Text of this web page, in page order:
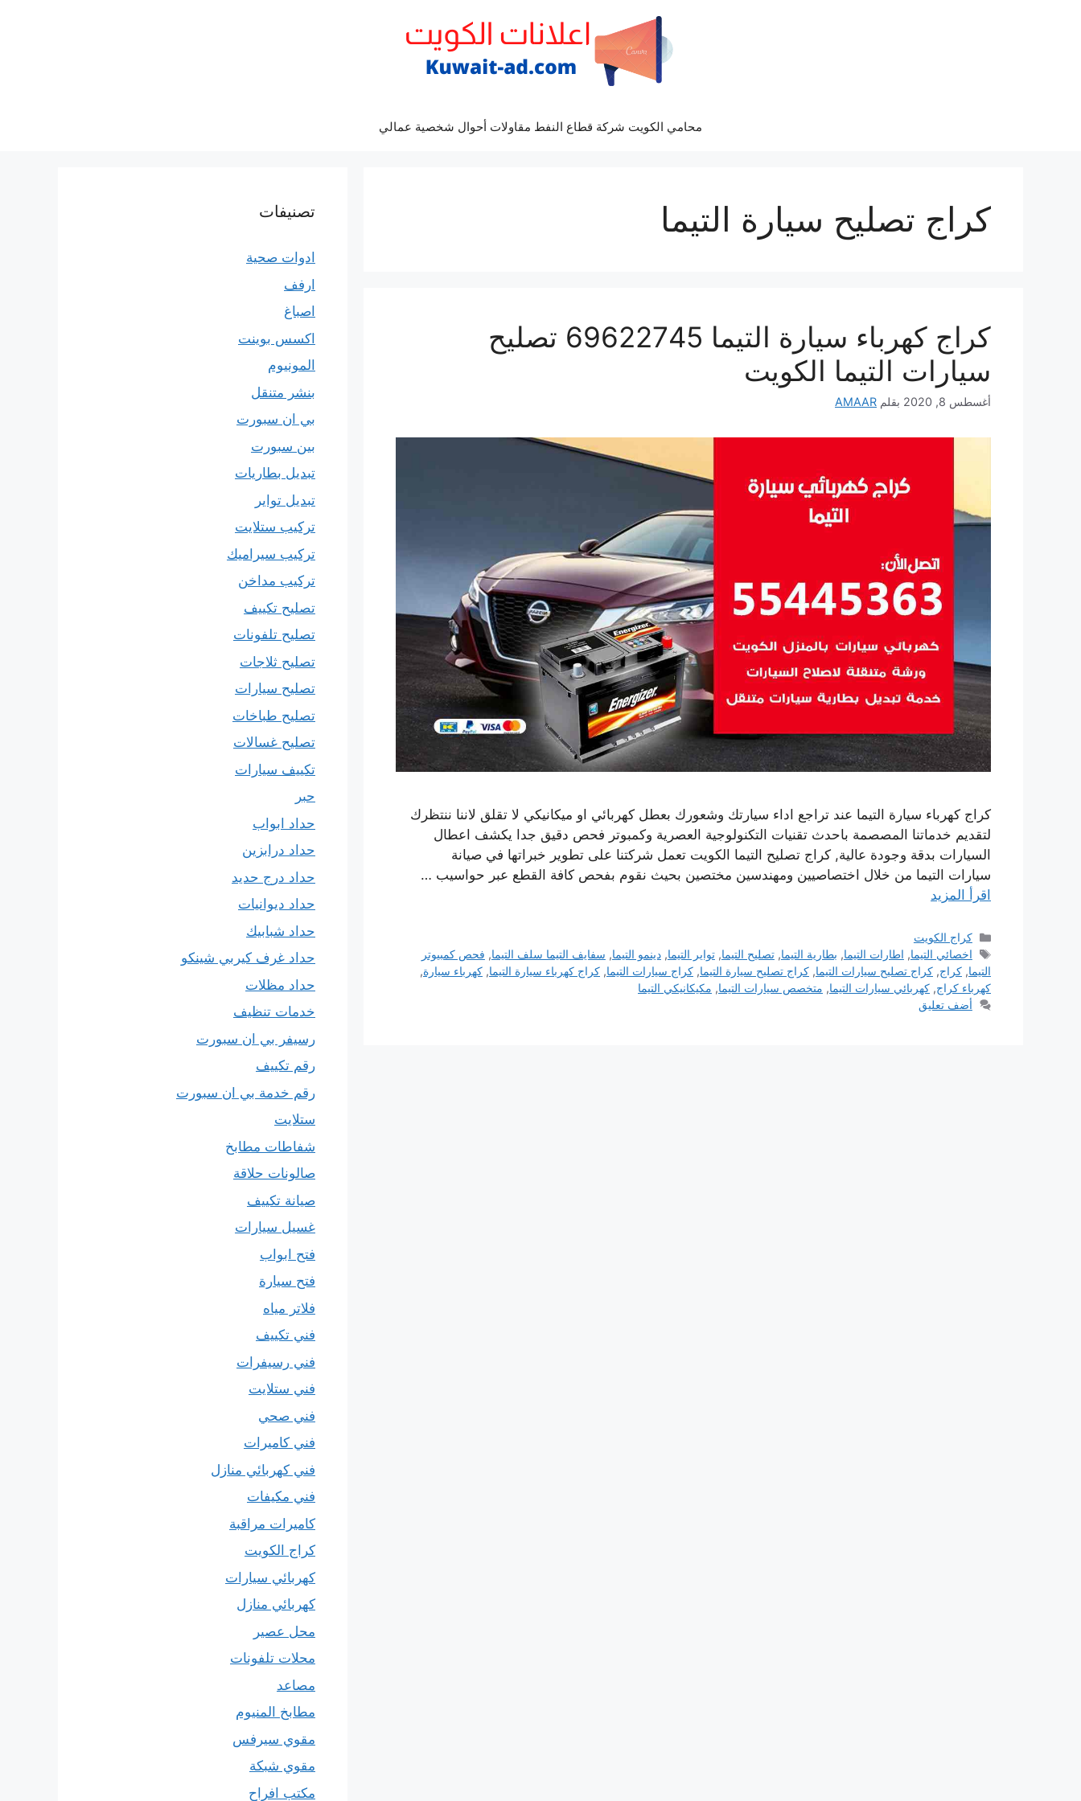
محامي الكويت شركة قطاع النفط مقاولات أحوال شخصية عمالي
كراج تصليح سيارة التيما
كراج كهرباء سيارة التيما 69622745 تصليح
سيارات التيما الكويت
أغسطس 8, 2020 بقلم AMAAR
كراج كهرباء سيارة التيما عند تراجع اداء سيارتك وشعورك بعطل كهربائي او ميكانيكي لا تقلق لاننا ننتظرك
لتقديم خدماتنا المصصمة باحدث تقنيات التكنولوجية العصرية وكمبوتر فحص دقيق جدا يكشف اعطال
السيارات بدقة وجودة عالية, كراج تصليح التيما الكويت تعمل شركتنا على تطوير خبراتها في صيانة
سيارات التيما من خلال اختصاصيين ومهندسين مختصين بحيث نقوم بفحص كافة القطع عبر حواسيب …
اقرأ المزيد
التصنيفات
كراج الكويت
الوسوم
اخصائي التيما, اطارات التيما, بطارية التيما,تصليح التيما,تواير التيما,دينمو التيما, سفايف التيما سلف التيما, فحص كمبيوتر
التيما, كراج, كراج تصليح سيارات التيما, كراج تصليح سيارة التيما, كراج سيارات التيما, كراج كهرباء سيارة التيما, كهرباء سيارة,
كهرباء كراج, كهربائي سيارات التيما, متخصص سيارات التيما, مكيكانيكي التيما
أضف تعليق
تصنيفات
ادوات صحية
ارفف
اصباغ
اكسس بوينت
المونيوم
بنشر متنقل
بي ان سبورت
بين سبورت
تبديل بطاريات
تبديل تواير
تركيب ستلايت
تركيب سيراميك
تركيب مداخن
تصليح تكييف
تصليح تلفونات
تصليح ثلاجات
تصليح سيارات
تصليح طباخات
تصليح غسالات
تكييف سيارات
حبر
حداد ابواب
حداد درابزين
حداد درج حديد
حداد ديوانيات
حداد شبابيك
حداد غرف كيربي شينكو
حداد مظلات
خدمات تنظيف
رسيفر بي ان سبورت
رقم تكييف
رقم خدمة بي ان سبورت
ستلايت
شفاطات مطابخ
صالونات حلاقة
صيانة تكييف
غسيل سيارات
فتح ابواب
فتح سيارة
فلاتر مياه
فني تكييف
فني رسيفرات
فني ستلايت
فني صحي
فني كاميرات
فني كهربائي منازل
فني مكيفات
كاميرات مراقبة
كراج الكويت
كهربائي سيارات
كهربائي منازل
محل عصير
محلات تلفونات
مصاعد
مطابخ المنيوم
مقوي سيرفس
مقوي شبكة
مكتب افراح